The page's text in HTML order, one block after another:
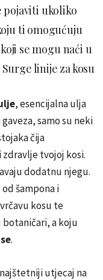
pojaviti ukoliko
ti omogućuju
se mogu naći u
linije za kosu
, esencijalna ulja
samo su neki
čija
tvojoj kosi.
dodatnu njegu.
šampona i
kosu te
a koju
.
utjecaj na